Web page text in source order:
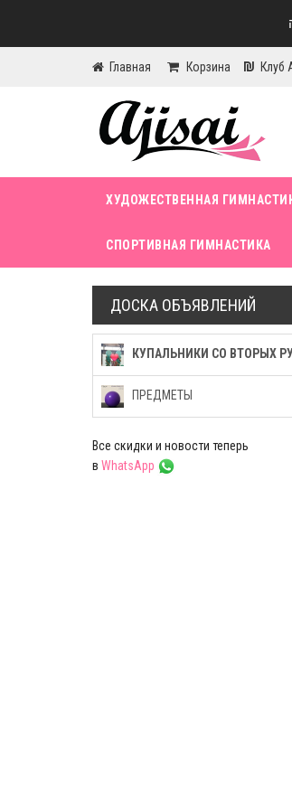
Главная Корзина Клуб
ХУДОЖЕСТВЕННАЯ
СПОРТИВНАЯ ГИМНАСТИКА
ДОСКА ОБЪЯВЛЕНИЙ
КУПАЛЬНИКИ СО ВТОРЫХ
ПРЕДМЕТЫ
Все скидки и новости теперь
в WhatsApp